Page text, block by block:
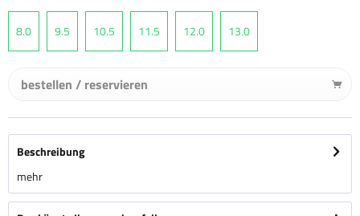
8.0 9.5 10.5 11.5 12.0 13.0
bestellen / reservieren
Beschreibung
mehr